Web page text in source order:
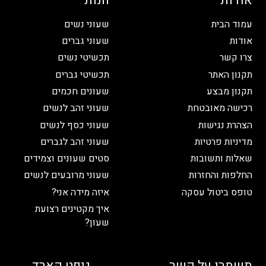
עמוד הבית
אודות
צרו קשר
תקנון האתר
תקנון מבצע
רכישה מאובטחת
הצהרת נגישות
מדיניות פרטיות
שאלות ותשובות
החלפות והחזרות
טופס ביטול עסקה
שעוני נשים
שעוני גברים
תכשיטי נשים
תכשיטי גברים
שעונים חכמים
שעוני זהב לנשים
שעוני כסף לנשים
שעוני זהב לגברים
סטים שעונים וצמידים
שעוני מרובעים לנשים
איזה מידה אני?
איך מקטינים רצועת
שעון?